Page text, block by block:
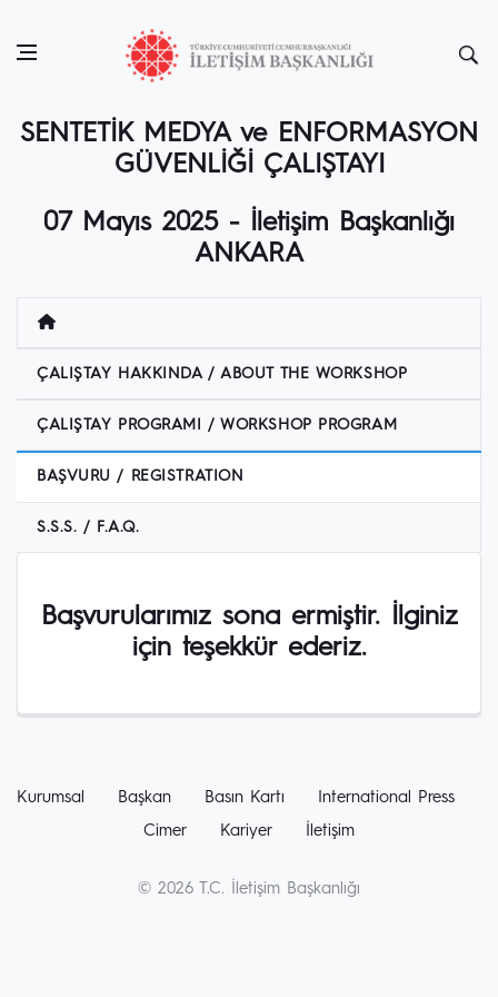
SENTETİK MEDYA ve ENFORMASYON
GÜVENLİĞİ ÇALIŞTAYI
07 Mayıs 2025 - İletişim Başkanlığı
ANKARA
ÇALIŞTAY HAKKINDA / ABOUT THE WORKSHOP
ÇALIŞTAY PROGRAMI / WORKSHOP PROGRAM
BAŞVURU / REGISTRATION
S.S.S. / F.A.Q.
Başvurularımız sona ermiştir. İlginiz
için teşekkür ederiz.
Kurumsal Başkan Basın Kartı
International Press
Cimer
Kariyer İletişim
© 2026 T.C. İletişim Başkanlığı